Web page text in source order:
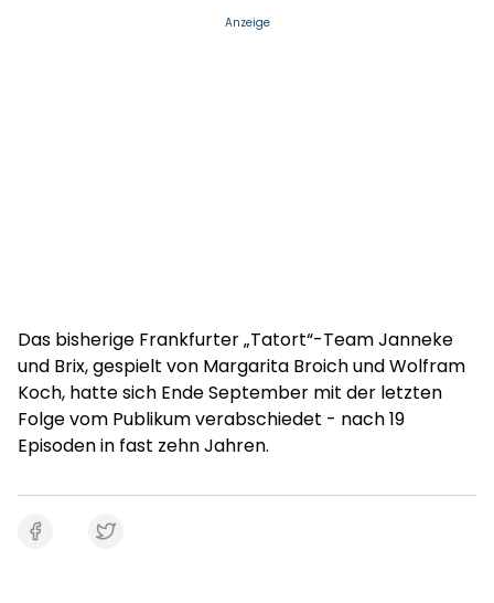
Anzeige
Das bisherige Frankfurter „Tatort“-Team Janneke
und Brix, gespielt von Margarita Broich und Wolfram
Koch, hatte sich Ende September mit der letzten
Folge vom Publikum verabschiedet - nach 19
Episoden in fast zehn Jahren.